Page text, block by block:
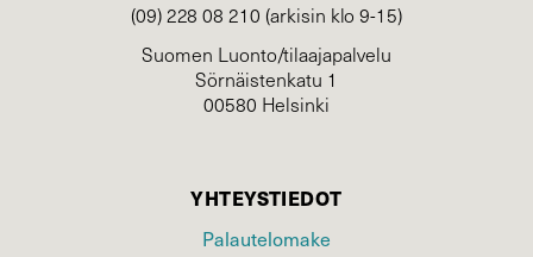
(09) 228 08 210 (arkisin klo 9-15)
Suomen Luonto/tilaajapalvelu
Sörnäistenkatu 1
00580 Helsinki
YHTEYSTIEDOT
Palautelomake